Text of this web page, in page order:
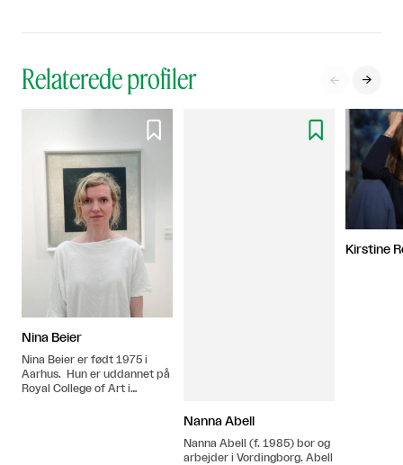
Relaterede profiler  

Nina Beier
Nina Beier er født 1975 i
Aarhus. Hun er uddannet på
Royal College of Art i

Nanna Abell
Nanna Abell (f. 1985) bor og
arbejder i Vordingborg. Abell
Kirstine